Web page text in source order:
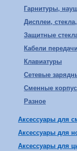
Гарнитуры,
Дисплеи,
Защитные
Кабели
Клавиатуры
Сетевые
Сменные
Разное
Аксессуары для
Аксессуары для
Аксессуары для